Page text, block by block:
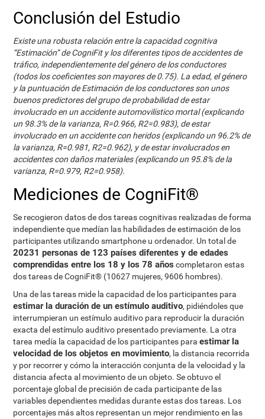
Conclusión del Estudio
Existe una robusta relación entre la capacidad cognitiva
“Estimación” de CogniFit y los diferentes tipos de accidentes de
tráfico, independientemente del género de los conductores
(todos los coeficientes son mayores de 0.75). La edad, el género
y la puntuación de Estimación de los conductores son unos
buenos predictores del grupo de probabilidad de estar
involucrado en un accidente automovilístico mortal (explicando
un 98.3% de la varianza, R=0.966, R2=0.983), de estar
involucrado en un accidente con heridos (explicando un 96.2% de
la varianza, R=0.981, R2=0.962), y de estar involucrados en
accidentes con daños materiales (explicando un 95.8% de la
varianza, R=0.979, R2=0.958).
Mediciones de CogniFit®
Se recogieron datos de dos tareas cognitivas realizadas de forma
independiente que medían las habilidades de estimación de los
participantes utilizando smartphone u ordenador. Un total de
20231 personas de 123 países diferentes y de edades
comprendidas entre los 18 y los 78 años completaron estas
dos tareas de CogniFit® (10627 mujeres, 9606 hombres).
Una de las tareas mide la capacidad de los participantes para
estimar la duración de un estímulo auditivo, pidiéndoles que
interrumpieran un estímulo auditivo para reproducir la duración
exacta del estímulo auditivo presentado previamente. La otra
tarea medía la capacidad de los participantes paraestimar la
velocidad de los objetos en movimiento, la distancia recorrida
y por recorrer y cómo la interacción conjunta de la velocidad y la
distancia afecta al movimiento de un objeto. Se obtuvo el
porcentaje global de precisión de cada participante de las
variables dependientes medidas durante estas dos tareas. Los
porcentajes más altos representan un mejor rendimiento en las